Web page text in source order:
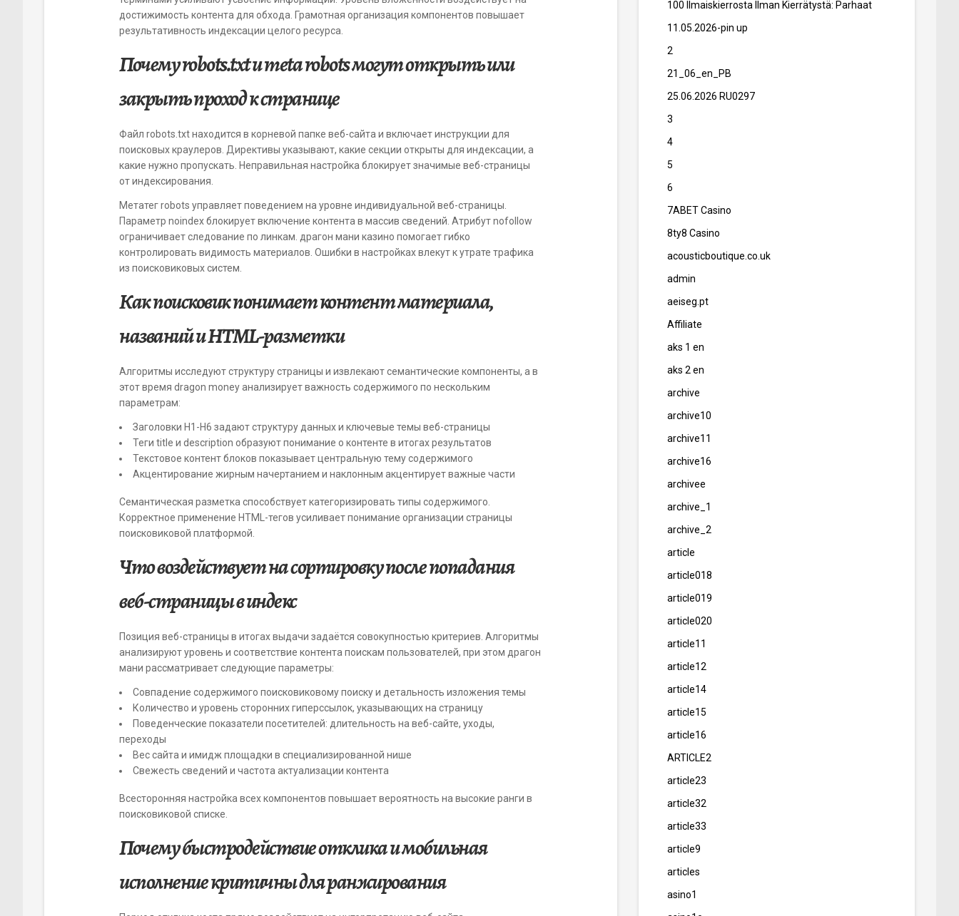
достижимость контента для обхода. Грамотная организация компонентов повышает
результативность индексации целого ресурса.
Почему robots.txt и meta robots могут открыть или
закрыть проход к странице
Файл robots.txt находится в корневой папке веб-сайта и включает инструкции для
поисковых краулеров. Директивы указывают, какие секции открыты для индексации, а
какие нужно пропускать. Неправильная настройка блокирует значимые веб-страницы
от индексирования.
Метатег robots управляет поведением на уровне индивидуальной веб-страницы.
Параметр noindex блокирует включение контента в массив сведений. Атрибут nofollow
ограничивает следование по линкам. драгон мани казино помогает гибко
контролировать видимость материалов. Ошибки в настройках влекут к утрате трафика
из поисковиковых систем.
Как поисковик понимает контент материала,
названий и HTML-разметки
Алгоритмы исследуют структуру страницы и извлекают семантические компоненты, а в
этот время dragon money анализирует важность содержимого по нескольким
параметрам:
Заголовки H1-H6 задают структуру данных и ключевые темы веб-страницы
Теги title и description образуют понимание о контенте в итогах результатов
Текстовое контент блоков показывает центральную тему содержимого
Акцентирование жирным начертанием и наклонным акцентирует важные части
Семантическая разметка способствует категоризировать типы содержимого.
Корректное применение HTML-тегов усиливает понимание организации страницы
поисковиковой платформой.
Что воздействует на сортировку после попадания
веб-страницы в индекс
Позиция веб-страницы в итогах выдачи задаётся совокупностью критериев. Алгоритмы
анализируют уровень и соответствие контента поискам пользователей, при этом драгон
мани рассматривает следующие параметры:
Совпадение содержимого поисковиковому поиску и детальность изложения темы
Количество и уровень сторонних гиперссылок, указывающих на страницу
Поведенческие показатели посетителей: длительность на веб-сайте, уходы,
переходы
Вес сайта и имидж площадки в специализированной нише
Свежесть сведений и частота актуализации контента
Всесторонняя настройка всех компонентов повышает вероятность на высокие ранги в
поисковиковой списке.
Почему быстродействие отклика и мобильная
исполнение критичны для ранжирования
100 Ilmaiskierrosta Ilman Kierrätystä: Parhaat
11.05.2026-pin up
2
21_06_en_PB
25.06.2026 RU0297
3
4
5
6
7ABET Casino
8ty8 Casino
acousticboutique.co.uk
admin
aeiseg.pt
Affiliate
aks 1 en
aks 2 en
archive
archive10
archive11
archive16
archivee
archive_1
archive_2
article
article018
article019
article020
article11
article12
article14
article15
article16
ARTICLE2
article23
article32
article33
article9
articles
asino1